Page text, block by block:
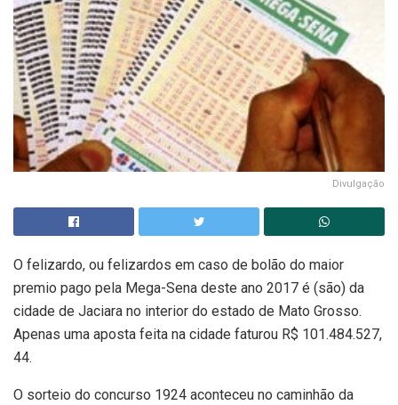
Divulgação
O felizardo, ou felizardos em caso de bolão do maior
premio pago pela Mega-Sena deste ano 2017 é (são) da
cidade de Jaciara no interior do estado de Mato Grosso.
Apenas uma aposta feita na cidade faturou R$ 101.484.527,
44.
O sorteio do concurso 1924 aconteceu no caminhão da